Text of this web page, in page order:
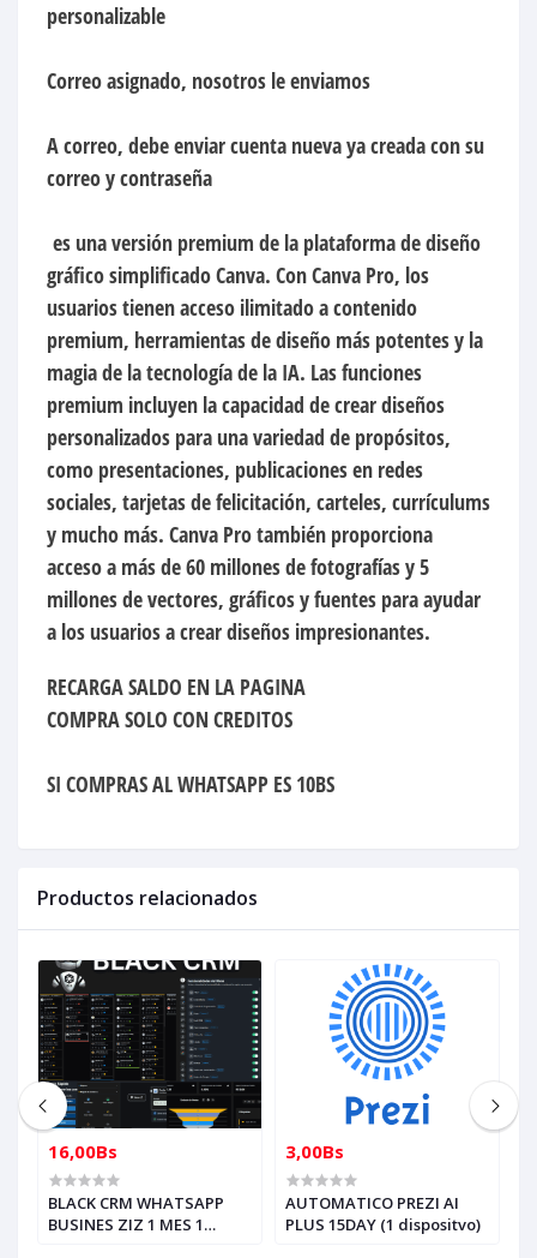
personalizable
Correo asignado, nosotros le enviamos
A correo, debe enviar cuenta nueva ya creada con su
correo y contraseña
es una versión premium de la plataforma de diseño
gráfico simplificado Canva. Con Canva Pro, los
usuarios tienen acceso ilimitado a contenido
premium, herramientas de diseño más potentes y la
magia de la tecnología de la IA. Las funciones
premium incluyen la capacidad de crear diseños
personalizados para una variedad de propósitos,
como presentaciones, publicaciones en redes
sociales, tarjetas de felicitación, carteles, currículums
y mucho más. Canva Pro también proporciona
acceso a más de 60 millones de fotografías y 5
millones de vectores, gráficos y fuentes para ayudar
a los usuarios a crear diseños impresionantes.
RECARGA SALDO EN LA PAGINA
COMPRA SOLO CON CREDITOS
SI COMPRAS AL WHATSAPP ES 10BS
Productos relacionados
16,00Bs
BLACK CRM WHATSAPP
BUSINES ZIZ 1 MES 1
3,00Bs
AUTOMATICO PREZI AI
PLUS 15DAY (1 dispositvo)